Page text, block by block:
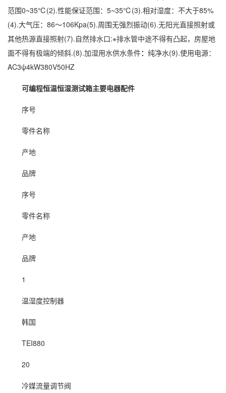
范围0~35℃(2).性能保证范围：5~35℃(3).相对湿度：不大于85%
(4).大气压：86～106Kpa(5).周围无强烈振动(6).无阳光直接照射或
其他热源直接照射(7).自然排水口:※排水管中途不得有凸起，房屋地
面不得有极端的倾斜.(8).加湿用水供水条件： 纯净水(9).使用电源：
AC3ψ4kW380V50HZ
可编程恒温恒湿测试箱主要电器配件
序号
零件名称
产地
品牌
序号
零件名称
产地
品牌
1
温湿度控制器
韩国
TEI880
20
冷媒流量调节阀